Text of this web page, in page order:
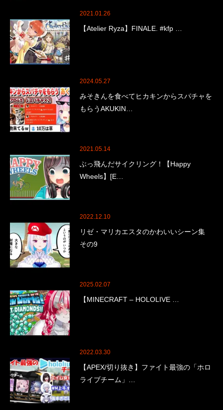
2021.01.26
【Atelier Ryza】FINALE. #kfp …
2024.05.27
みそきんを食べてヒカキンからスパチャを
もらうAKUKIN…
2021.05.14
ぶっ飛んだサイクリング！【Happy
Wheels】[E…
2022.12.10
リゼ・マリカエスタのかわいいシーン集
その9
2025.02.07
【MINECRAFT – HOLOLIVE …
2022.03.30
【APEX/切り抜き】ファイト最強の「ホロ
ライブチーム」…